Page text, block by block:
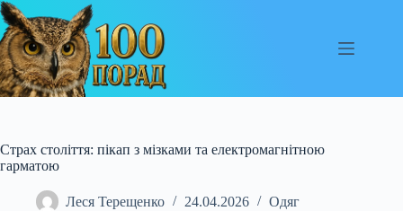
Перейти
до
вмісту
Страх століття: пікап з мізками та електромагнітною
гарматою
Леся Терещенко 24.04.2026 Одяг